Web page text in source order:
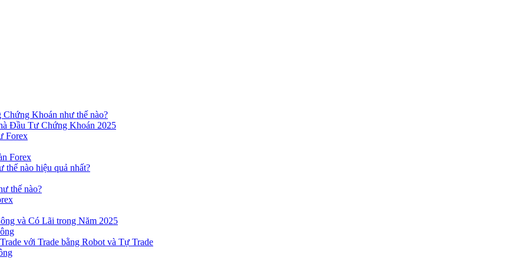
Khoán như thế nào?
Đầu Tư Chứng Khoán 2025
Forex
Forex
nào hiệu quả nhất?
thế nào?
và Có Lãi trong Năm 2025
với Trade bằng Robot và Tự Trade